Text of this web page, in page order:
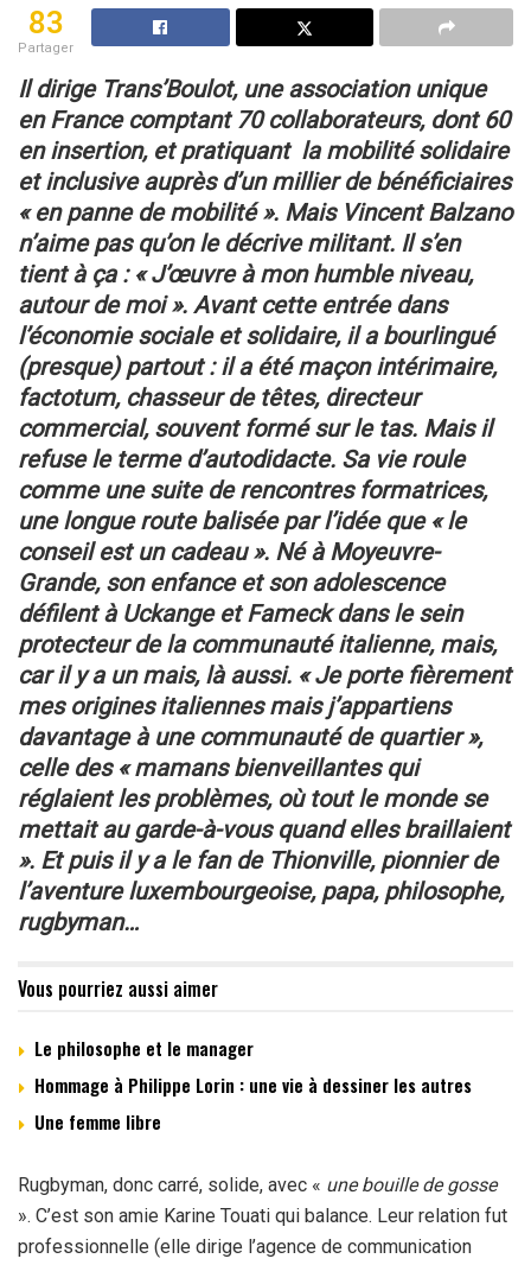
83
Partager
Il dirige Trans’Boulot, une association unique
en France comptant 70 collaborateurs, dont 60
en insertion, et pratiquant la mobilité solidaire
et inclusive auprès d’un millier de bénéficiaires
« en panne de mobilité ». Mais Vincent Balzano
n’aime pas qu’on le décrive militant. Il s’en
tient à ça : « J’œuvre à mon humble niveau,
autour de moi ». Avant cette entrée dans
l’économie sociale et solidaire, il a bourlingué
(presque) partout : il a été maçon intérimaire,
factotum, chasseur de têtes, directeur
commercial, souvent formé sur le tas. Mais il
refuse le terme d’autodidacte. Sa vie roule
comme une suite de rencontres formatrices,
une longue route balisée par l’idée que « le
conseil est un cadeau ». Né à Moyeuvre-
Grande, son enfance et son adolescence
défilent à Uckange et Fameck dans le sein
protecteur de la communauté italienne, mais,
car il y a un mais, là aussi. « Je porte fièrement
mes origines italiennes mais j’appartiens
davantage à une communauté de quartier »,
celle des « mamans bienveillantes qui
réglaient les problèmes, où tout le monde se
mettait au garde-à-vous quand elles braillaient
». Et puis il y a le fan de Thionville, pionnier de
l’aventure luxembourgeoise, papa, philosophe,
rugbyman…
Vous pourriez aussi aimer
Le philosophe et le manager
Hommage à Philippe Lorin : une vie à dessiner les autres
Une femme libre
Rugbyman, donc carré, solide, avec « une bouille de gosse
». C’est son amie Karine Touati qui balance. Leur relation fut
professionnelle (elle dirige l’agence de communication